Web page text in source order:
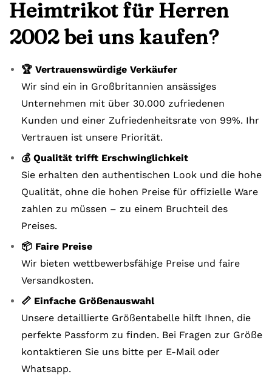
Heimtrikot für Herren
2002 bei uns kaufen?
🏆 Vertrauenswürdige Verkäufer
Wir sind ein in Großbritannien ansässiges
Unternehmen mit über 30.000 zufriedenen
Kunden und einer Zufriedenheitsrate von 99%. Ihr
Vertrauen ist unsere Priorität.
💰 Qualität trifft Erschwinglichkeit
Sie erhalten den authentischen Look und die hohe
Qualität, ohne die hohen Preise für offizielle Ware
zahlen zu müssen – zu einem Bruchteil des
Preises.
📦 Faire Preise
Wir bieten wettbewerbsfähige Preise und faire
Versandkosten.
📏 Einfache Größenauswahl
Unsere detaillierte Größentabelle hilft Ihnen, die
perfekte Passform zu finden. Bei Fragen zur Größe
kontaktieren Sie uns bitte per E-Mail oder
Whatsapp.